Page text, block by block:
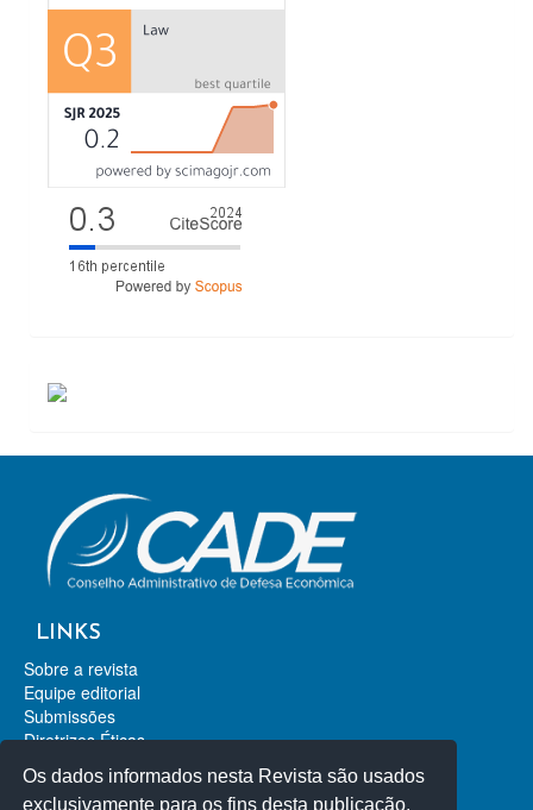
Os dados informados nesta Revista são usados
exclusivamente para os fins desta publicação,
ACESSOS
LINKS
Sobre a revista
Equipe editorial
Submissões
Diretrizes Éticas
Contato
Revista de Direito da Concorrência